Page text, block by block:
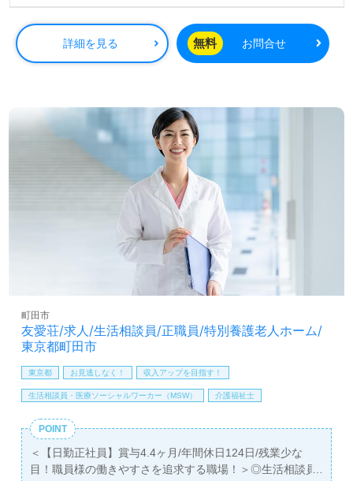
めてご利用者様の「生きること」に寄り添うことを大切に
しており、深い人間関係が築けるのが特徴です。
ご利用者様やそのご家族の想いを大切にし、資格や経験を
な働き方を実現できる絶好のチャンスです。さらに、医
療・福祉業界に特化した転職支援を行うウィルオブ介護で
は、LINEやメール、お電話での相談が可能で、転職活動に
必要な情報を無料で提供しています。非公開求人も取り扱
っており、プロのコンサルタントと共にあなたのキャリア
をサポートします。お問い合わせをお待ちしております。
詳細を見る 無料 お問合せ
友愛荘/求人/生活相談員/正職員/特別養護老人ホーム/
東京都町田市
町田市
東京都 お見逃しなく！ 収入アップを目指す！
生活相談員・医療ソーシャルワーカー（MSW） 介護福祉士
POINT
＜【日勤正社員】賞与4.4ヶ月/年間休日124日/残業少な
目！職員様の働きやすさを追求する職場！＞◎生活相談員/